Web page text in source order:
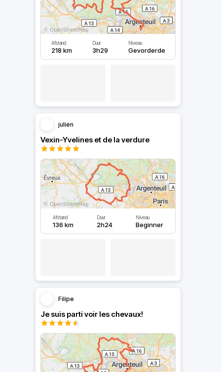
Afstand
218 km
Duur
3h29
Niveau
Gevorderde
julien
Vexin-Yvelines et de la verdure
Afstand
136 km
Duur
2h24
Niveau
Beginner
Filipe
Je suis parti voir les chevaux!